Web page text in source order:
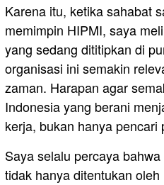
Karena itu, ketika sahabat
memimpin HIPMI, saya
yang sedang dititipkan di
organisasi ini semakin
zaman. Harapan agar
Indonesia yang berani
kerja, bukan hanya pencari
Saya selalu percaya
tidak hanya ditentukan